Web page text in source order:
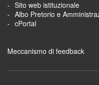
Sito web istituzionale
Albo Pretorio e
cPortal
Meccanismo di feedback